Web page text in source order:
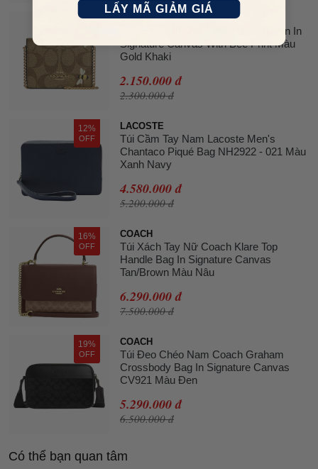
7% COACH
Ví Nữ Coach Mini Wallet On A Chain In
Signature Canvas With Bee Print Màu
Gold Khaki
2.150.000 đ
2.300.000 đ
12%
OFF
LACOSTE
Túi Cầm Tay Nam Lacoste Men's
Chantaco Piqué Bag NH2922 - 021 Màu
Xanh Navy
4.580.000 đ
5.200.000 đ
16%
OFF
COACH
Túi Xách Tay Nữ Coach Klare Top
Handle Bag In Signature Canvas
Tan/Brown Màu Nâu
6.290.000 đ
7.500.000 đ
19%
OFF
COACH
Túi Đeo Chéo Nam Coach Graham
Crossbody Bag In Signature Canvas
CV921 Màu Đen
5.290.000 đ
6.500.000 đ
Có thể bạn quan tâm
LẤY MÃ GIẢM GIÁ